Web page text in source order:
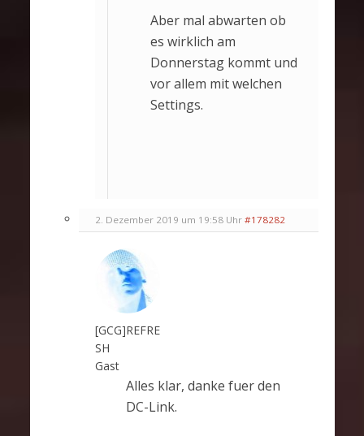
Aber mal abwarten ob
es wirklich am
Donnerstag kommt und
vor allem mit welchen
Settings.
2. Dezember 2019 um 19:58 Uhr #178282
[GCG]REFRE
SH
Gast
Alles klar, danke fuer den
DC-Link.